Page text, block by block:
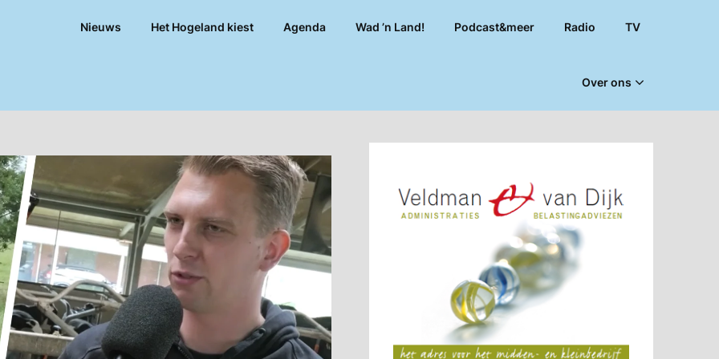
Nieuws Het Hogeland kiest Agenda Wad ’n Land! Podcast&meer Radio TV
Over ons